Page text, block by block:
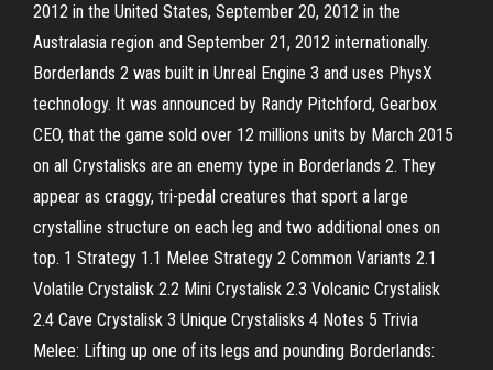
2012 in the United States, September 20, 2012 in the
Australasia region and September 21, 2012 internationally.
Borderlands 2 was built in Unreal Engine 3 and uses PhysX
technology. It was announced by Randy Pitchford, Gearbox
CEO, that the game sold over 12 millions units by March 2015
on all Crystalisks are an enemy type in Borderlands 2. They
appear as craggy, tri-pedal creatures that sport a large
crystalline structure on each leg and two additional ones on
top. 1 Strategy 1.1 Melee Strategy 2 Common Variants 2.1
Volatile Crystalisk 2.2 Mini Crystalisk 2.3 Volcanic Crystalisk
2.4 Cave Crystalisk 3 Unique Crystalisks 4 Notes 5 Trivia
Melee: Lifting up one of its legs and pounding Borderlands: